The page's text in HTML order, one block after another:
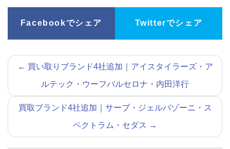
Facebookでシェア Twitterでシェア
← 買い取りブランド4社追加｜アイスタイラーズ・ア
ルテック・ウーフバルセロナ・内田洋行
買取ブランド4社追加｜サーブ・ジェルバゾーニ・ス
ペクトラム・セダス →